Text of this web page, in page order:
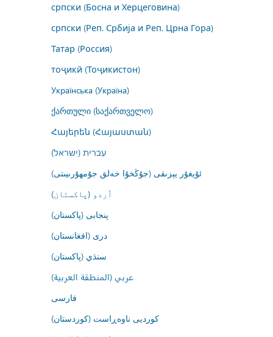
српски (Босна и Херцеговина)
српски (Реп. Србија и Реп. Црна Гора)
Татар (Россия)
тоҷикӣ (Тоҷикистон)
Українська (Україна)
ქართული (საქართველო)
Հայերեն (Հայաստան)
עברית (ישראל)
ئۇيغۇر يېزىقى (جۇڭخۇا خەلق جۇمھۇرىيىتى)
اُردو (پاکستان)
پنجابی (پاکستان)
درى (افغانستان)
سنڌي (پاکستان)
عربي (المنطقة العربية)
فارسى
کوردیی ناوەڕاست (کوردستان)